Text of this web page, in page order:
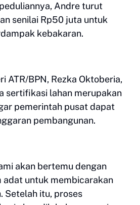
Andre turut
senilai Rp50 juta untuk
kebakaran.
ATR/BPN, Rezka Oktoberia,
sertifikasi lahan merupakan
pemerintah pusat dapat
pembangunan.
akan bertemu dengan
adat untuk membicarakan
Setelah itu, proses